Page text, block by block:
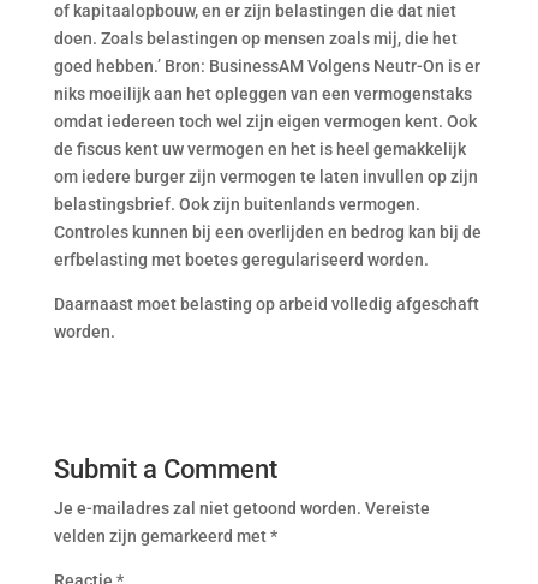
of kapitaalopbouw, en er zijn belastingen die dat niet
doen. Zoals belastingen op mensen zoals mij, die het
goed hebben.’ Bron: BusinessAM Volgens Neutr-On is er
niks moeilijk aan het opleggen van een vermogenstaks
omdat iedereen toch wel zijn eigen vermogen kent. Ook
de fiscus kent uw vermogen en het is heel gemakkelijk
om iedere burger zijn vermogen te laten invullen op zijn
belastingsbrief. Ook zijn buitenlands vermogen.
Controles kunnen bij een overlijden en bedrog kan bij de
erfbelasting met boetes geregulariseerd worden.
Daarnaast moet belasting op arbeid volledig afgeschaft
worden.
Submit a Comment
Je e-mailadres zal niet getoond worden. Vereiste
velden zijn gemarkeerd met*